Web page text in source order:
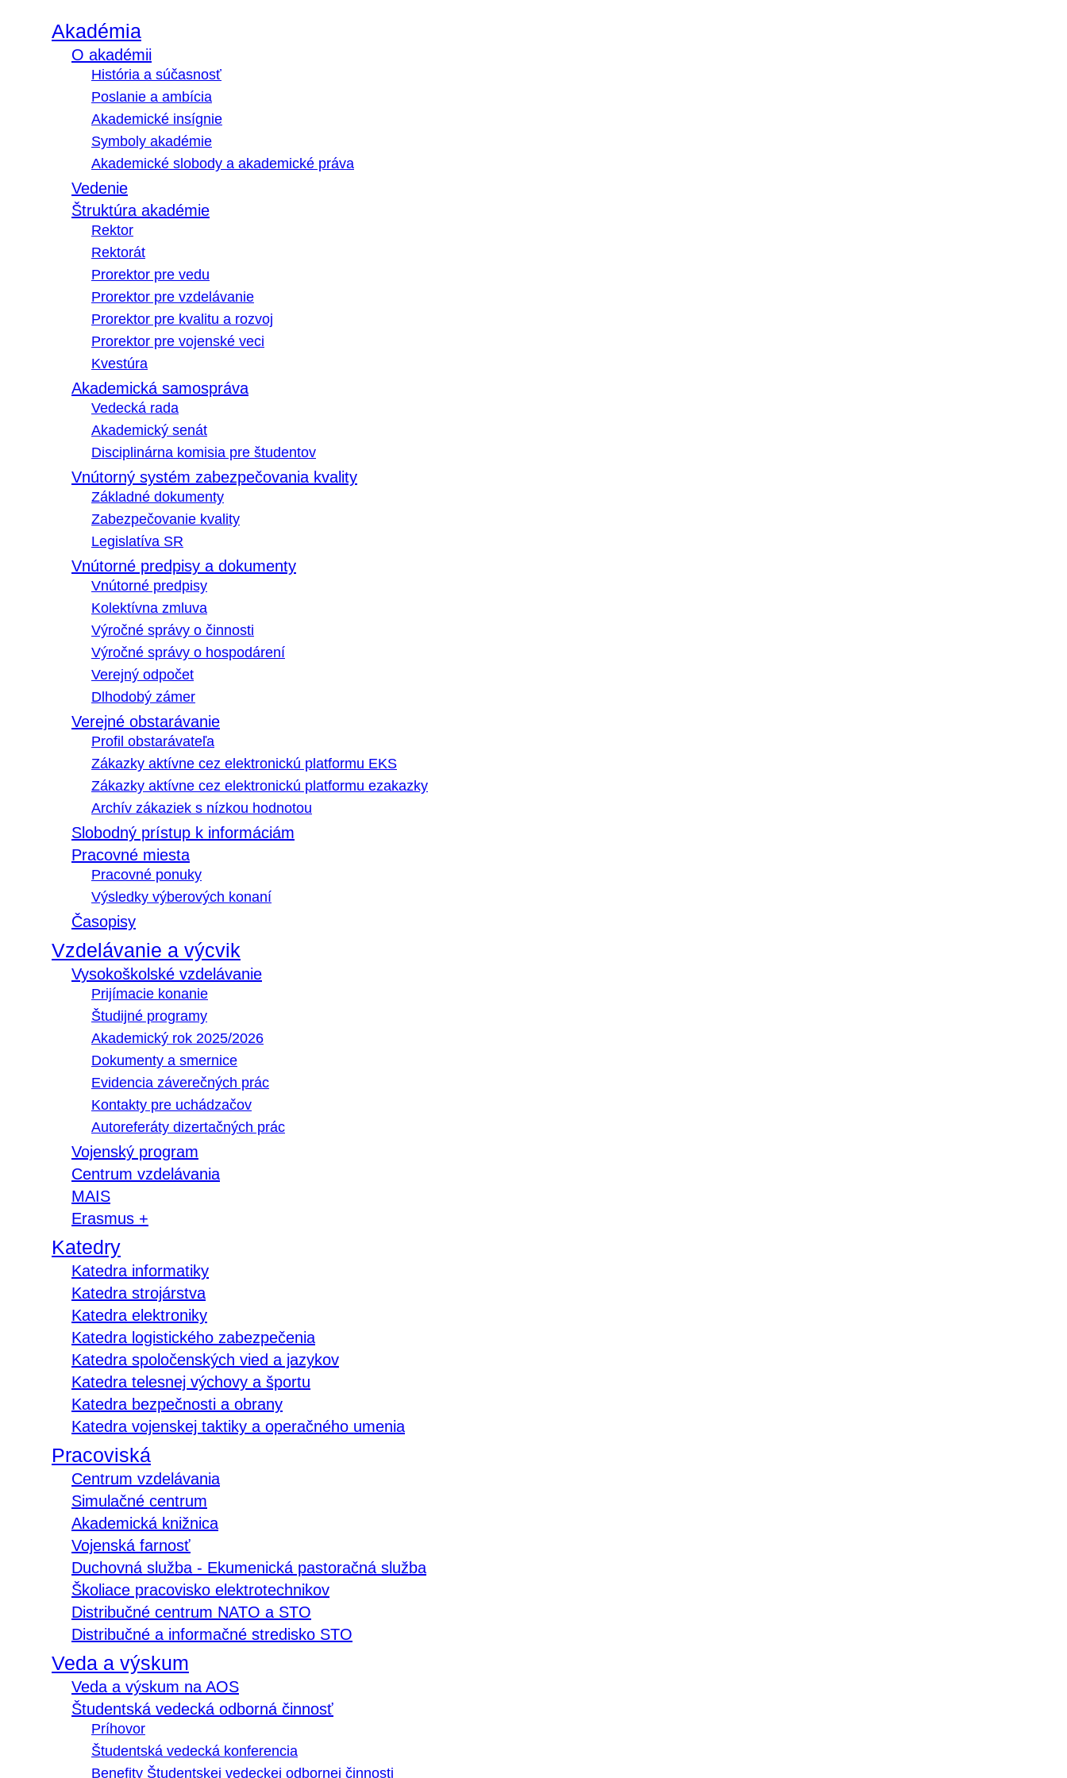
Akadémia
O akadémii
História a súčasnosť
Poslanie a ambícia
Akademické insígnie
Symboly akadémie
Akademické slobody a akademické práva
Vedenie
Štruktúra akadémie
Rektor
Rektorát
Prorektor pre vedu
Prorektor pre vzdelávanie
Prorektor pre kvalitu a rozvoj
Prorektor pre vojenské veci
Kvestúra
Akademická samospráva
Vedecká rada
Akademický senát
Disciplinárna komisia pre študentov
Vnútorný systém zabezpečovania kvality
Základné dokumenty
Zabezpečovanie kvality
Legislatíva SR
Vnútorné predpisy a dokumenty
Vnútorné predpisy
Kolektívna zmluva
Výročné správy o činnosti
Výročné správy o hospodárení
Verejný odpočet
Dlhodobý zámer
Verejné obstarávanie
Profil obstarávateľa
Zákazky aktívne cez elektronickú platformu EKS
Zákazky aktívne cez elektronickú platformu ezakazky
Archív zákaziek s nízkou hodnotou
Slobodný prístup k informáciám
Pracovné miesta
Pracovné ponuky
Výsledky výberových konaní
Časopisy
Vzdelávanie a výcvik
Vysokoškolské vzdelávanie
Prijímacie konanie
Študijné programy
Akademický rok 2025/2026
Dokumenty a smernice
Evidencia záverečných prác
Kontakty pre uchádzačov
Autoreferáty dizertačných prác
Vojenský program
Centrum vzdelávania
MAIS
Erasmus +
Katedry
Katedra informatiky
Katedra strojárstva
Katedra elektroniky
Katedra logistického zabezpečenia
Katedra spoločenských vied a jazykov
Katedra telesnej výchovy a športu
Katedra bezpečnosti a obrany
Katedra vojenskej taktiky a operačného umenia
Pracoviská
Centrum vzdelávania
Simulačné centrum
Akademická knižnica
Vojenská farnosť
Duchovná služba - Ekumenická pastoračná služba
Školiace pracovisko elektrotechnikov
Distribučné centrum NATO a STO
Distribučné a informačné stredisko STO
Veda a výskum
Veda a výskum na AOS
Študentská vedecká odborná činnosť
Príhovor
Študentská vedecká konferencia
Benefity Študentskej vedeckej odbornej činnosti